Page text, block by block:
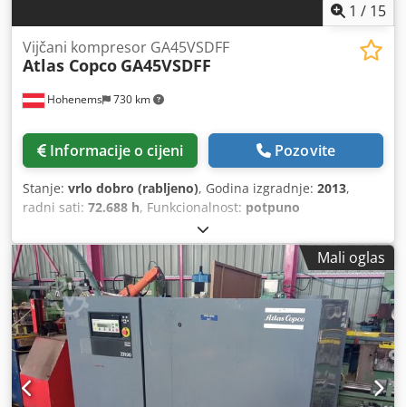
1 / 15
Hohenems 730 km
Vijčani kompresor GA45VSDFF
Atlas Copco GA45VSDFF
Informacije o cijeni Pozovite
Stanje: vrlo dobro (rabljeno), Godina izgradnje: 2013,
radni sati: 72.688 h, Funkcionalnost: potpuno
Mali oglas